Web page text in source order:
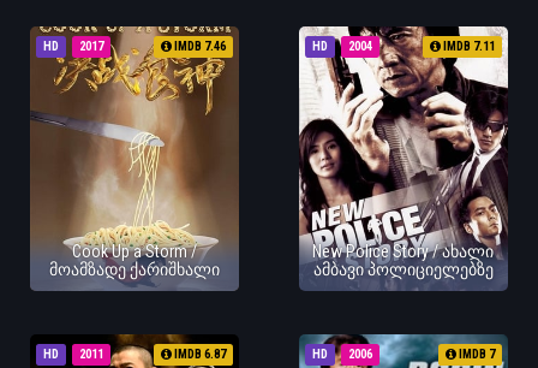
HD 2017 IMDB 7.46
Cook Up a Storm /
მოამზადე ქარიშხალი
HD 2004 IMDB 7.11
New Police Story / ახალი
ამბავი პოლიციელებზე
HD 2011 IMDB 6.87 HD 2006 IMDB 7